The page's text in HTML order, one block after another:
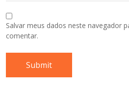
Salvar meus dados neste navegador
comentar.